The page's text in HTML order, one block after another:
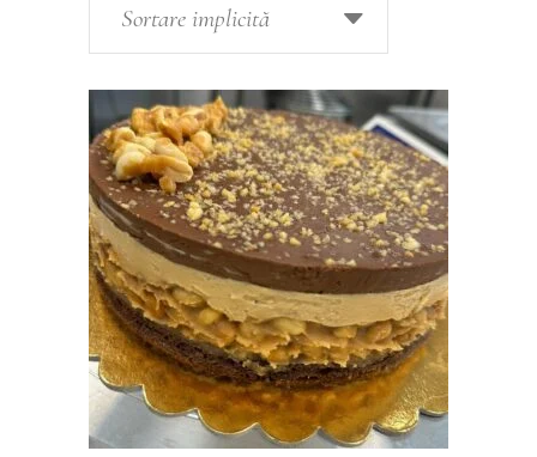
Sortare implicită
CITEȘTE MAI MULT